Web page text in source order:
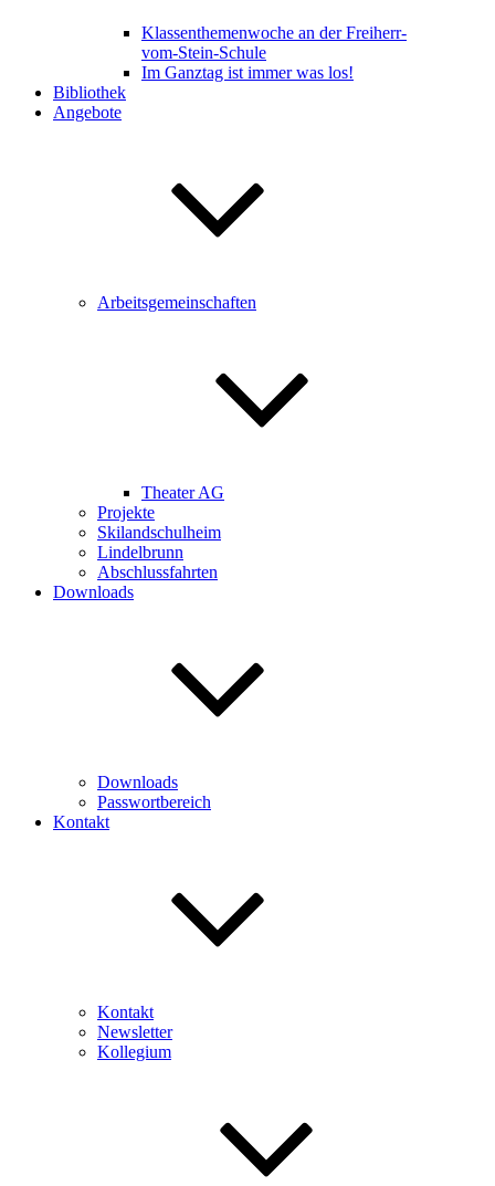
Klassenthemenwoche an der Freiherr-
vom-Stein-Schule
Im Ganztag ist immer was los!
Bibliothek
Angebote
Arbeitsgemeinschaften
Theater AG
Projekte
Skilandschulheim
Lindelbrunn
Abschlussfahrten
Downloads
Downloads
Passwortbereich
Kontakt
Kontakt
Newsletter
Kollegium